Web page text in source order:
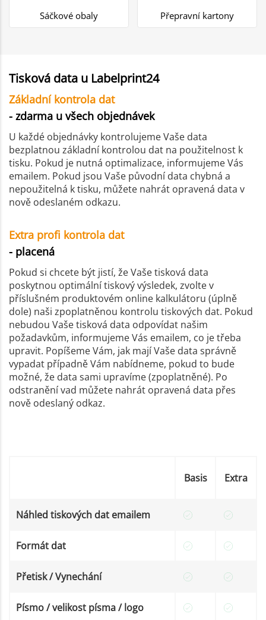
Sáčkové obaly Přepravní kartony
Tisková data u Labelprint24
Základní kontrola dat
- zdarma u všech objednávek
U každé objednávky kontrolujeme Vaše data
bezplatnou základní kontrolou dat na použitelnost k
tisku. Pokud je nutná optimalizace, informujeme Vás
emailem. Pokud jsou Vaše původní data chybná a
nepoužitelná k tisku, můžete nahrát opravená data v
nově odeslaném odkazu.
Extra profi kontrola dat
- placená
Pokud si chcete být jistí, že Vaše tisková data
poskytnou optimální tiskový výsledek, zvolte v
příslušném produktovém online kalkulátoru (úplně
dole) naši zpoplatněnou kontrolu tiskových dat. Pokud
nebudou Vaše tisková data odpovídat našim
požadavkům, informujeme Vás emailem, co je třeba
upravit. Popíšeme Vám, jak mají Vaše data správně
vypadat případně Vám nabídneme, pokud to bude
možné, že data sami upravíme (zpoplatněné). Po
odstranění vad můžete nahrát opravená data přes
nově odeslaný odkaz.
Basis Extra
Náhled tiskových dat emailem
Formát dat
Přetisk / Vynechání
Písmo / velikost písma / logo